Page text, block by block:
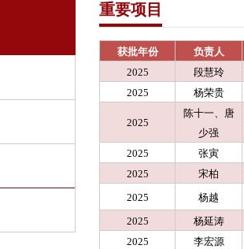
研究所
湍流与复杂系统
全国重点实验室
省部级科技平台
虚体科研机构
重要项目
获批年份 负责人
2025
段慧玲
2025
杨荣贵
2025
陈十一、唐
少强
2025 张寅
2025
宋柏
2025
杨越
2025
杨延涛
2025
李宏源